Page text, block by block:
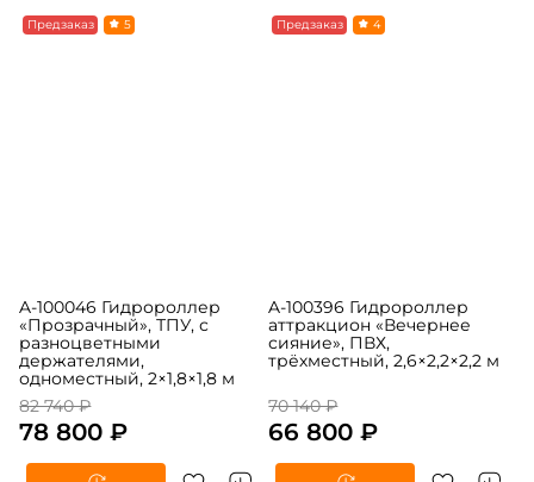
A-100046 Гидророллер
«Прозрачный», ТПУ, с
разноцветными
держателями,
одноместный, 2×1,8×1,8 м
82 740 ₽
A-100396 Гидророллер
аттракцион «Вечернее
сияние», ПВХ,
70 140 ₽